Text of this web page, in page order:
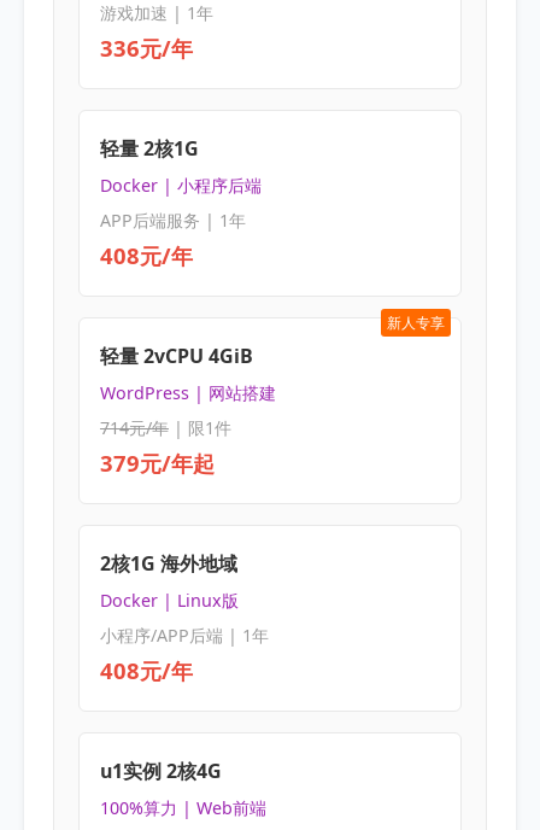
游戏加速 | 1年
336元/年
轻量 2核1G
Docker | 小程序后端
APP后端服务 | 1年
408元/年
新人专享
轻量 2vCPU 4GiB
WordPress | 网站搭建
714元/年| 限1件
379元/年起
2核1G 海外地域
Docker | Linux版
小程序/APP后端 | 1年
408元/年
u1实例 2核4G
100%算力 | Web前端